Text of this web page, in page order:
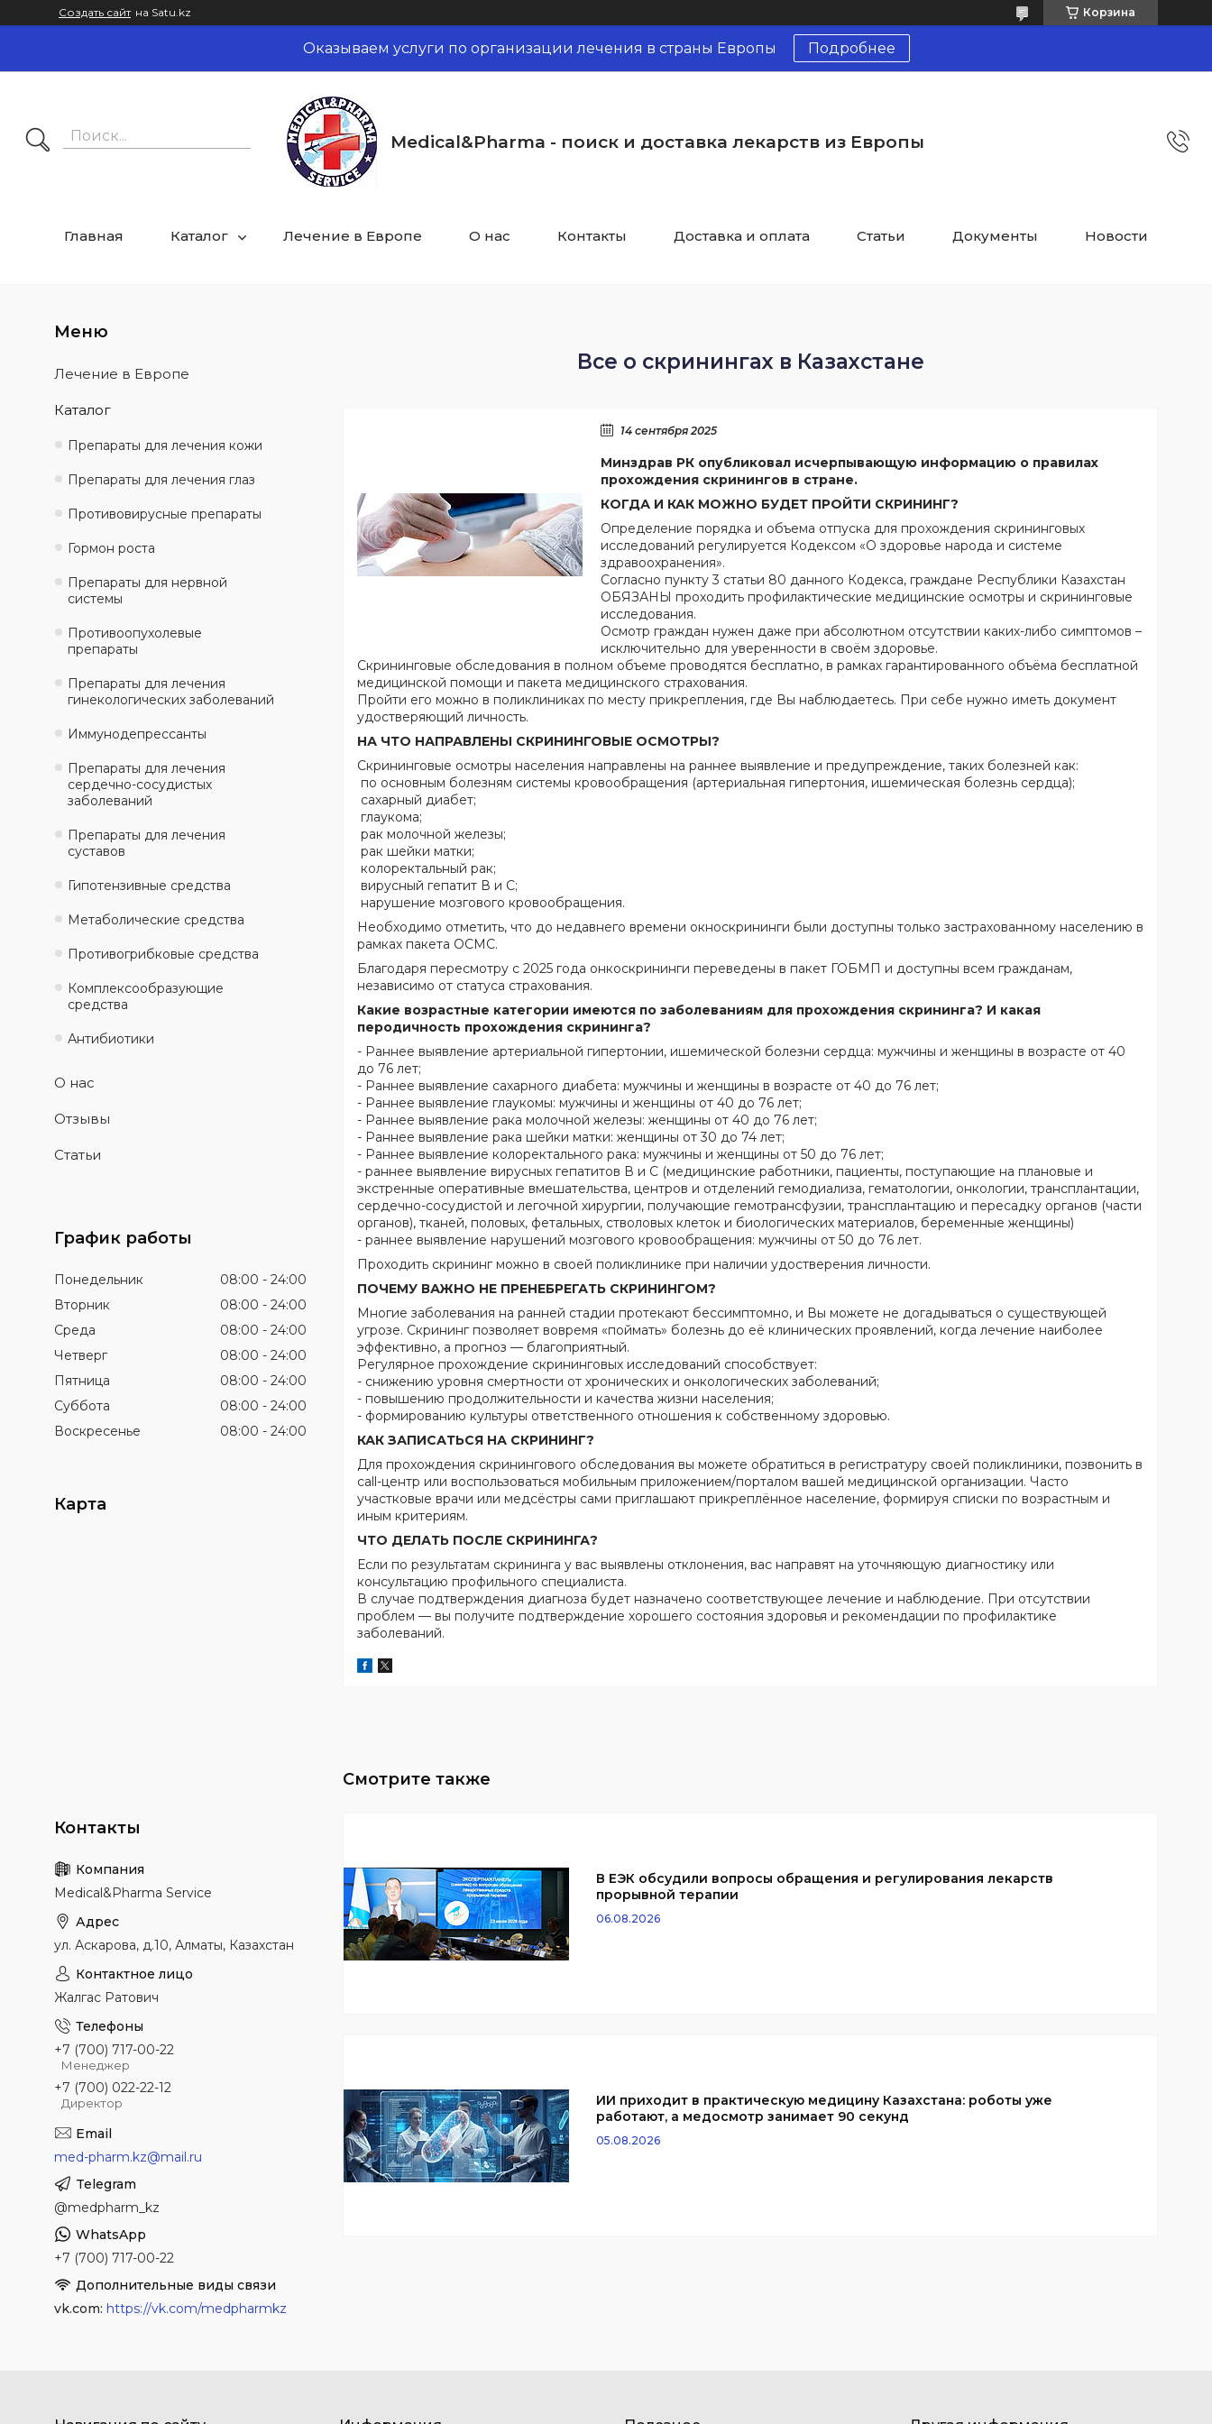
Создать сайт на Satu.kz Корзина
Оказываем услуги по организации лечения в страны Европы Подробнее
Medical&Pharma - поиск и доставка лекарств из Европы
Главная Каталог Лечение в Европе О нас Контакты Доставка и оплата Статьи Документы Новости
Все о скринингах в Казахстане
14 сентября 2025
Минздрав РК опубликовал исчерпывающую информацию о правилах
прохождения скринингов в стране.
КОГДА И КАК МОЖНО БУДЕТ ПРОЙТИ СКРИНИНГ?
Определение порядка и объема отпуска для прохождения скрининговых
исследований регулируется Кодексом «О здоровье народа и системе
здравоохранения».
Согласно пункту 3 статьи 80 данного Кодекса, граждане Республики Казахстан
ОБЯЗАНЫ проходить профилактические медицинские осмотры и скрининговые
исследования.
Осмотр граждан нужен даже при абсолютном отсутствии каких-либо симптомов –
исключительно для уверенности в своём здоровье.
Скрининговые обследования в полном объеме проводятся бесплатно, в рамках гарантированного объёма бесплатной
медицинской помощи и пакета медицинского страхования.
Пройти его можно в поликлиниках по месту прикрепления, где Вы наблюдаетесь. При себе нужно иметь документ
удостверяющий личность.
НА ЧТО НАПРАВЛЕНЫ СКРИНИНГОВЫЕ ОСМОТРЫ?
Скрининговые осмотры населения направлены на раннее выявление и предупреждение, таких болезней как:
по основным болезням системы кровообращения (артериальная гипертония, ишемическая болезнь сердца);
сахарный диабет;
глаукома;
рак молочной железы;
рак шейки матки;
колоректальный рак;
вирусный гепатит В и С;
нарушение мозгового кровообращения.
Необходимо отметить, что до недавнего времени окноскрининги были доступны только застрахованному населению в
рамках пакета ОСМС.
Благодаря пересмотру с 2025 года онкоскрининги переведены в пакет ГОБМП и доступны всем гражданам,
независимо от статуса страхования.
Какие возрастные категории имеются по заболеваниям для прохождения скрининга? И какая
перодичность прохождения скрининга?
- Раннее выявление артериальной гипертонии, ишемической болезни сердца: мужчины и женщины в возрасте от 40
до 76 лет;
- Раннее выявление сахарного диабета: мужчины и женщины в возрасте от 40 до 76 лет;
- Раннее выявление глаукомы: мужчины и женщины от 40 до 76 лет;
- Раннее выявление рака молочной железы: женщины от 40 до 76 лет;
- Раннее выявление рака шейки матки: женщины от 30 до 74 лет;
- Раннее выявление колоректального рака: мужчины и женщины от 50 до 76 лет;
- раннее выявление вирусных гепатитов В и С (медицинские работники, пациенты, поступающие на плановые и
экстренные оперативные вмешательства, центров и отделений гемодиализа, гематологии, онкологии, трансплантации,
сердечно-сосудистой и легочной хирургии, получающие гемотрансфузии, трансплантацию и пересадку органов (части
органов), тканей, половых, фетальных, стволовых клеток и биологических материалов, беременные женщины)
- раннее выявление нарушений мозгового кровообращения: мужчины от 50 до 76 лет.
Проходить скрининг можно в своей поликлинике при наличии удостверения личности.
ПОЧЕМУ ВАЖНО НЕ ПРЕНЕБРЕГАТЬ СКРИНИНГОМ?
Многие заболевания на ранней стадии протекают бессимптомно, и Вы можете не догадываться о существующей
угрозе. Скрининг позволяет вовремя «поймать» болезнь до её клинических проявлений, когда лечение наиболее
эффективно, а прогноз — благоприятный.
Регулярное прохождение скрининговых исследований способствует:
- снижению уровня смертности от хронических и онкологических заболеваний;
- повышению продолжительности и качества жизни населения;
- формированию культуры ответственного отношения к собственному здоровью.
КАК ЗАПИСАТЬСЯ НА СКРИНИНГ?
Для прохождения скринингового обследования вы можете обратиться в регистратуру своей поликлиники, позвонить в
call-центр или воспользоваться мобильным приложением/порталом вашей медицинской организации. Часто
участковые врачи или медсёстры сами приглашают прикреплённое население, формируя списки по возрастным и
иным критериям.
ЧТО ДЕЛАТЬ ПОСЛЕ СКРИНИНГА?
Если по результатам скрининга у вас выявлены отклонения, вас направят на уточняющую диагностику или
консультацию профильного специалиста.
В случае подтверждения диагноза будет назначено соответствующее лечение и наблюдение. При отсутствии
проблем — вы получите подтверждение хорошего состояния здоровья и рекомендации по профилактике
заболеваний.
В ЕЭК обсудили вопросы обращения и регулирования лекарств
прорывной терапии
06.08.2026
ИИ приходит в практическую медицину Казахстана: роботы уже
работают, а медосмотр занимает 90 секунд
05.08.2026
Лечение в Европе
Каталог
Препараты для лечения кожи
Препараты для лечения глаз
Противовирусные препараты
Гормон роста
Препараты для нервной
системы
Противоопухолевые
препараты
Препараты для лечения
гинекологических заболеваний
Иммунодепрессанты
Препараты для лечения
сердечно-сосудистых
заболеваний
Препараты для лечения
суставов
Гипотензивные средства
Метаболические средства
Противогрибковые средства
Комплексообразующие
средства
Антибиотики
О нас
Отзывы
Статьи
График работы
Понедельник 08:00
24:00
Вторник
08:00
24:00
Среда
08:00
24:00
Четверг
08:00
24:00
Пятница
08:00
24:00
Суббота
08:00
24:00
Воскресенье
08:00 24:00
Карта
Medical&Pharma Service
ул. Аскарова, д.10, Алматы, Казахстан
Жалгас Ратович
+7 (700) 717-00-22
Менеджер
+7 (700) 022-22-12
Директор
med-pharm.kz@mail.ru
@medpharm_kz
+7 (700) 717-00-22
vk.com https://vk.com/medpharmkz